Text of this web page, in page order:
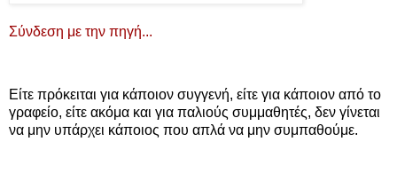
Σύνδεση με την πηγή...
Είτε πρόκειται για κάποιον συγγενή, είτε για κάποιον από το
γραφείο, είτε ακόμα και για παλιούς συμμαθητές, δεν γίνεται
να μην υπάρχει κάποιος που απλά να μην συμπαθούμε.